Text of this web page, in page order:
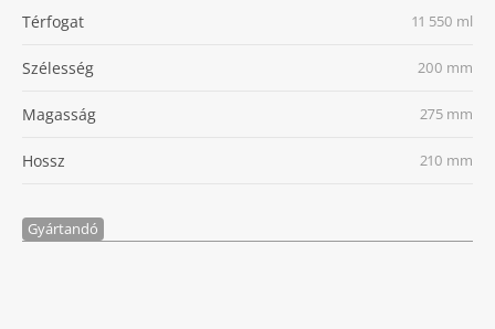
Térfogat 11 550 ml
Szélesség 200 mm
Magasság 275 mm
Hossz 210 mm
Gyártandó